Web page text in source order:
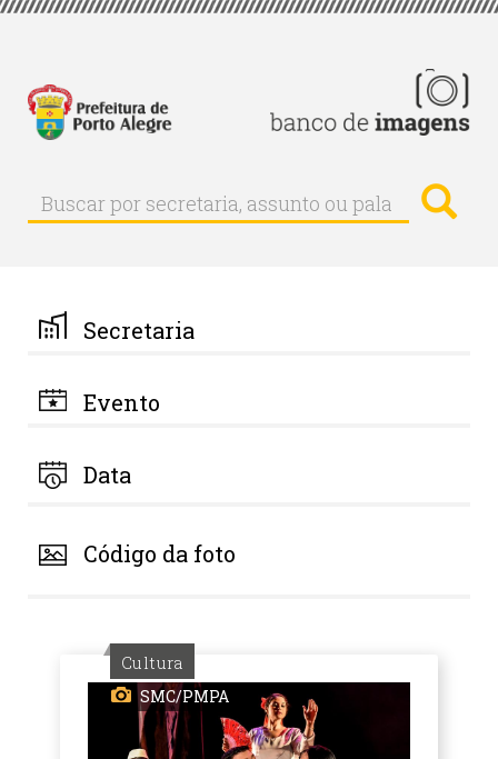
Pular
principal
Buscar
Buscar
por
palavra-
chave
Secretaria
Evento
Data
Código da foto
Cultura
SMC/PMPA